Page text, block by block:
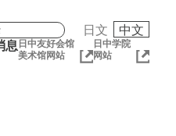
日文
中文
息 日中友好会馆
美术馆网站
日中学院
网站